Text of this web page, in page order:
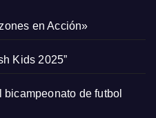
en Acción»
Kids 2025”
de futbol